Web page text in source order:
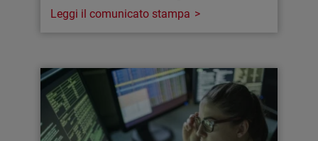
Leggi il comunicato stampa